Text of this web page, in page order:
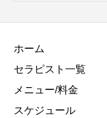
ホーム
セラピスト一覧
メニュー/料金
スケジュール